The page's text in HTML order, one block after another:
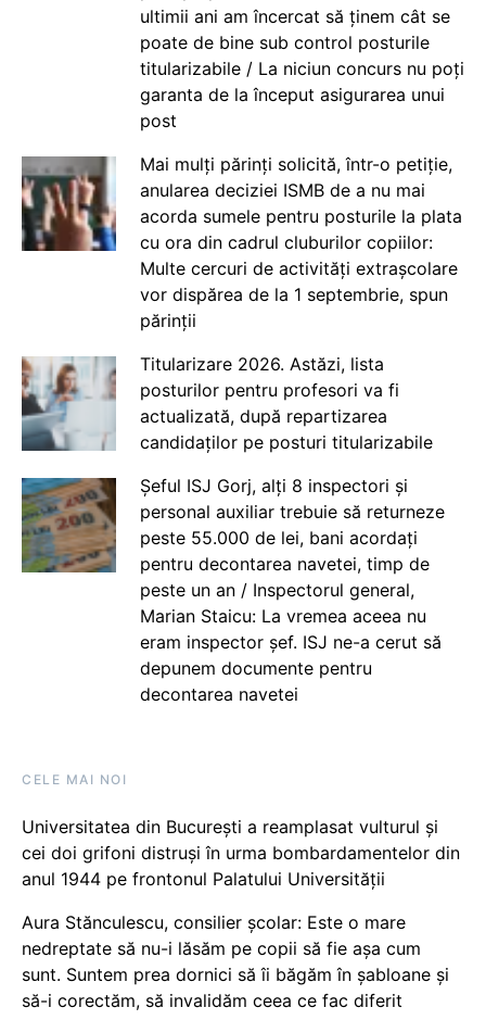
ultimii ani am încercat să ținem cât se
poate de bine sub control posturile
titularizabile / La niciun concurs nu poți
garanta de la început asigurarea unui
post
Mai mulți părinți solicită, într-o petiție,
anularea deciziei ISMB de a nu mai
acorda sumele pentru posturile la plata
cu ora din cadrul cluburilor copiilor:
Multe cercuri de activități extrașcolare
vor dispărea de la 1 septembrie, spun
părinții
Titularizare 2026. Astăzi, lista
posturilor pentru profesori va fi
actualizată, după repartizarea
candidaților pe posturi titularizabile
Șeful ISJ Gorj, alți 8 inspectori și
personal auxiliar trebuie să returneze
peste 55.000 de lei, bani acordați
pentru decontarea navetei, timp de
peste un an / Inspectorul general,
Marian Staicu: La vremea aceea nu
eram inspector șef. ISJ ne-a cerut să
depunem documente pentru
decontarea navetei
CELE MAI NOI
Universitatea din București a reamplasat vulturul și
cei doi grifoni distruși în urma bombardamentelor din
anul 1944 pe frontonul Palatului Universității
Aura Stănculescu, consilier școlar: Este o mare
nedreptate să nu-i lăsăm pe copii să fie așa cum
sunt. Suntem prea dornici să îi băgăm în șabloane și
să-i corectăm, să invalidăm ceea ce fac diferit